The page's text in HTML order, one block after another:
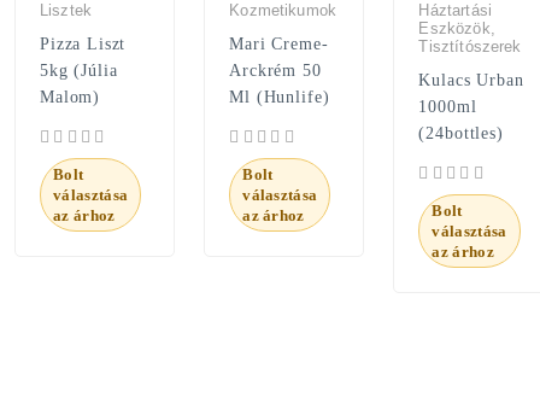
Lisztek
Pizza Liszt
5kg (Júlia
Malom)
Bolt
választása
az árhoz
Kozmetikumok
Mari Creme-
Arckrém 50
Ml (Hunlife)
Bolt
választása
az árhoz
Háztartási
Eszközök,
Tisztítószerek
Kulacs Urban
1000ml
(24bottles)
Bolt
választása
az árhoz